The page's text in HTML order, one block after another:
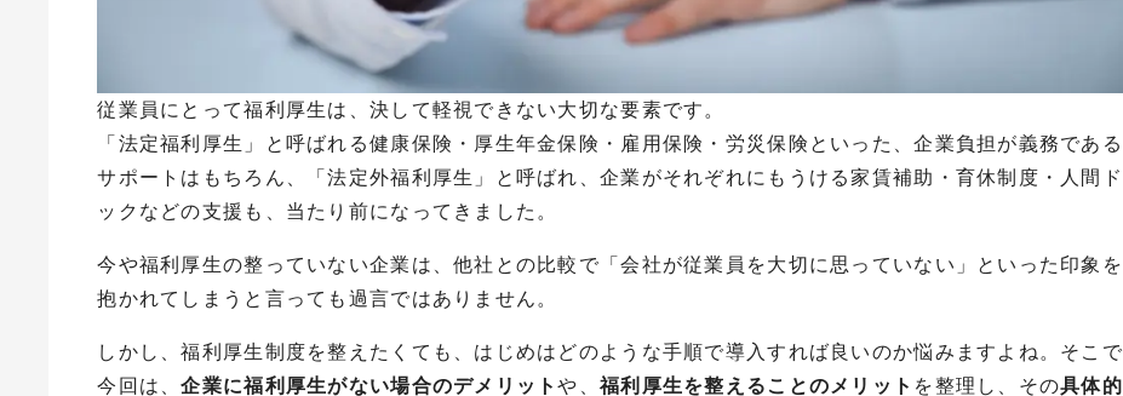
従業員にとって福利厚生は、決して軽視できない大切な要素です。
「法定福利厚生」と呼ばれる健康保険・厚生年金保険・雇用保険・労災保険といった、企業負担が義務である
サポートはもちろん、「法定外福利厚生」と呼ばれ、企業がそれぞれにもうける家賃補助・育休制度・人間ド
ックなどの支援も、当たり前になってきました。
今や福利厚生の整っていない企業は、他社との比較で「会社が従業員を大切に思っていない」といった印象を
抱かれてしまうと言っても過言ではありません。
しかし、福利厚生制度を整えたくても、はじめはどのような手順で導入すれば良いのか悩みますよね。そこで
今回は、企業に福利厚生がない場合のデメリットや、福利厚生を整えることのメリット を整理し、その具体的